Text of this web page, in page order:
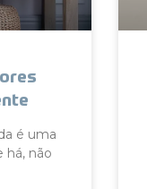
é uma
há, não